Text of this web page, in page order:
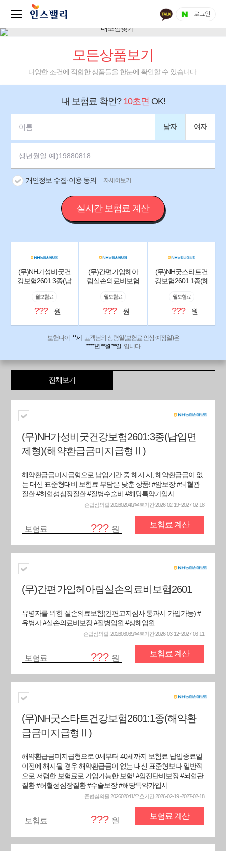
로그인
모든상품보기
다양한 조건에 적합한 상품들을 한눈에 확인할 수 있습니다.
내 보험료 확인? 10초면 OK!
남자 여자
개인정보 수집·이용 동의 자세히보기
실시간 보험료 계산
(무)NH가성비굿건
강보험2601:3종(납
급금미지급형Ⅱ)
월보험료
??? 원
(무)간편가입헤아
림실손의료비보험
월보험료
??? 원
(무)NH굿스타트건
강보험2601:1종(해
Ⅱ)
월보험료
??? 원
보험나이 **세
고객님의 상령일(보험료 인상 예정일)은
****년 **월 **일 입니다.
전체보기
(무)NH가성비굿건강보험2601:3종(납입면
제형)(해약환급금미지급형Ⅱ)
해약환급금미지급형으로 납입기간 중 해지 시, 해약환급금이 없
는 대신 표준형대비 보험료 부담은 낮춘 상품! #암보장 #뇌혈관
질환 #허혈성심장질환 #질병수술비 #해당특약가입시
준법심의필:202602040/유효기간:2026-02-19~2027-02-18
보험료 ??? 원
보험료 계산
(무)간편가입헤아림실손의료비보험2601
유병자를 위한 실손의료보험(간편고지심사 통과시 가입가능) #
유병자 #실손의료비보장 #질병입원 #상해입원
준법심의필: 202603039/유효기간:2026-03-12~2027-03-11
보험료 ??? 원
보험료 계산
(무)NH굿스타트건강보험2601:1종(해약환
급금미지급형Ⅱ)
해약환급금미지급형으로 0세부터 40세까지 보험료 납입종료일
이전에 해지될 경우 해약환급금이 없는 대신 표준형보다 일반적
으로 저렴한 보험료로 가입가능한 보험! #암진단비보장 #뇌혈관
질환 #허혈성심장질환 #수술보장 #해당특약가입시
준법심의필:202602041/유효기간:2026-02-19~2027-02-18
보험료 ??? 원
보험료 계산